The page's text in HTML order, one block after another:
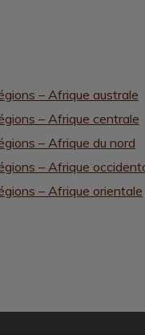
– Afrique australe
– Afrique centrale
– Afrique du nord
– Afrique
– Afrique orientale